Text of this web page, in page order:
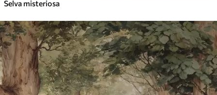
Selva misteriosa